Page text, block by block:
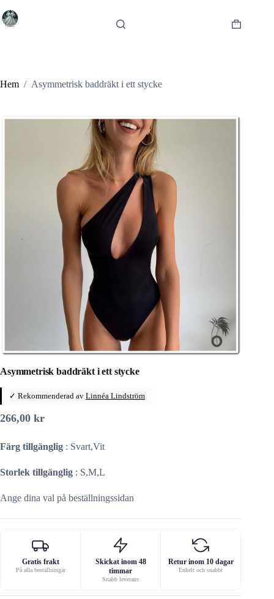
till
innehåll
Varukorg
Hem / Asymmetrisk baddräkt i ett stycke
Asymmetrisk baddräkt i ett stycke
✓ Rekommenderad av Linnéa Lindström
266,00 kr
Färg tillgänglig : Svart,Vit
Storlek tillgänglig : S,M,L
Ange dina val på beställningssidan
Gratis frakt
På alla beställningar
Skickat inom 48
timmar
Snabb leverans
Retur inom 10 dagar
Enkelt och snabbt